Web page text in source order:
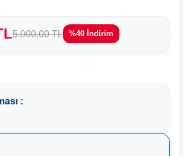
5.000,00 TL %40 İndirim
: